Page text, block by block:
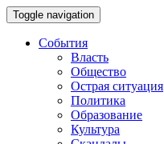
Toggle navigation
События
Власть
Общество
Острая ситуация
Политика
Образование
Культура